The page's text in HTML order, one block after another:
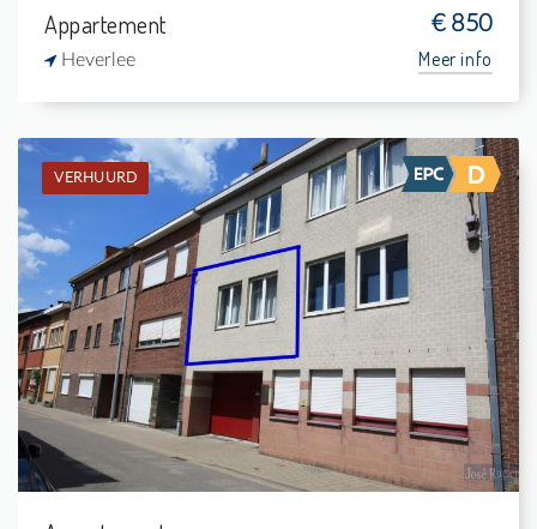
Appartement € 850
Heverlee Meer info
VERHUURD
Verhuurd: Appartement
1
50 m²